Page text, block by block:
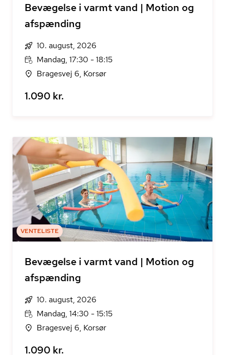
Bevægelse i varmt vand | Motion og
afspænding
10. august, 2026
Mandag, 17:30 - 18:15
Bragesvej 6, Korsør
1.090 kr.
VENTELISTE
Bevægelse i varmt vand | Motion og
afspænding
10. august, 2026
Mandag, 14:30 - 15:15
Bragesvej 6, Korsør
1.090 kr.